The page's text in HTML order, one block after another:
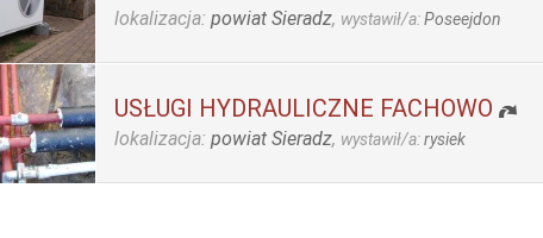
lokalizacja: powiat Sieradz, wystawił/a:Poseejdon
USŁUGI HYDRAULICZNE FACHOWO
lokalizacja: powiat Sieradz, wystawił/a:rysiek